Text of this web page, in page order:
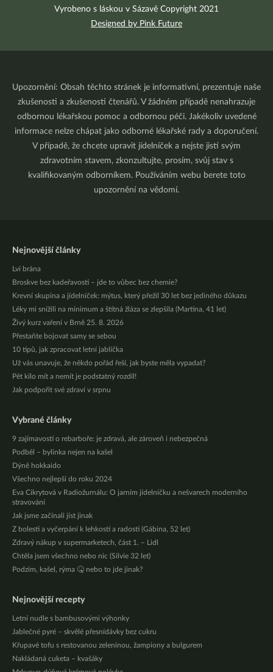
Vyrobeno s láskou v Sázavě Copyright 2021
Designed by Pink Future
Upozornění: Obsah těchto stránek je informativní, prezentuje naše
zkušenosti a zkušenosti čtenářů. V žádném případě nenahrazuje
odbornou lékařskou pomoc a odbornou péči. Jakékoliv uvedené
informace nelze chápat jako odborné lékařské rady a doporučení.
V případě, že chcete upravit jídelníček a nejste jistí svým
zdravotním stavem, zkonzultujte, prosím, svůj stav s
kvalifikovaným odborníkem. Používáním webu berete toto
upozornění na vědomí.
Nejnovější články
Lví brána
Broskve bez kadeřavosti – jde to vůbec bez chemie?
Krevní skupina a jídelníček: mýtus, který přežil 30 let bez jediného důkazu
Léky mi snížili na minimum a štítná žláza se zlepšila (Martina, 41 let)
Živý kurz vaření v Brně 25. 8. 2026
Přestaňte bojovat samy se sebou
10 tipů, jak zpracovat letní jablíčka
Už vás unavuje, že někdo pořád řeší, jak byste měla vypadat?
Pět kilo mít a nemít je podstatný rozdíl!
Jak podpořit své zdraví v srpnu
Vybrané články
9 zajímavostí o rebarboře: je zdravá, ale zároveň i nebezpečná
Podběl – bylinka nejen na kašel
Dýně hokkaido
Všechno nejlepší do roku 2024
Eva Cikrytová v Radiožurnálu: O jarním jídelníčku a nešvarech moderního
stravování
Jak jsme začínali jíst jinak
Z bolesti a vyčerpání k lehkosti a radosti (Gábina, 52 let)
Zdravý nákup v supermarketech, část 1. – Lidl
Chtěla jsem všechno nebo nic (Silvie 32 let)
Podzim, kašel, rýma 🤒 nebo to jde jinak?
Nejnovější recepty
Letní nudle s bambusovými výhonky
Jablečné pyré – skvělé přesnídávky bez cukru
Křupavé tofu s restovanou zeleninou, žampiony a bulgurem
Nakládaná cuketa – kvašáky